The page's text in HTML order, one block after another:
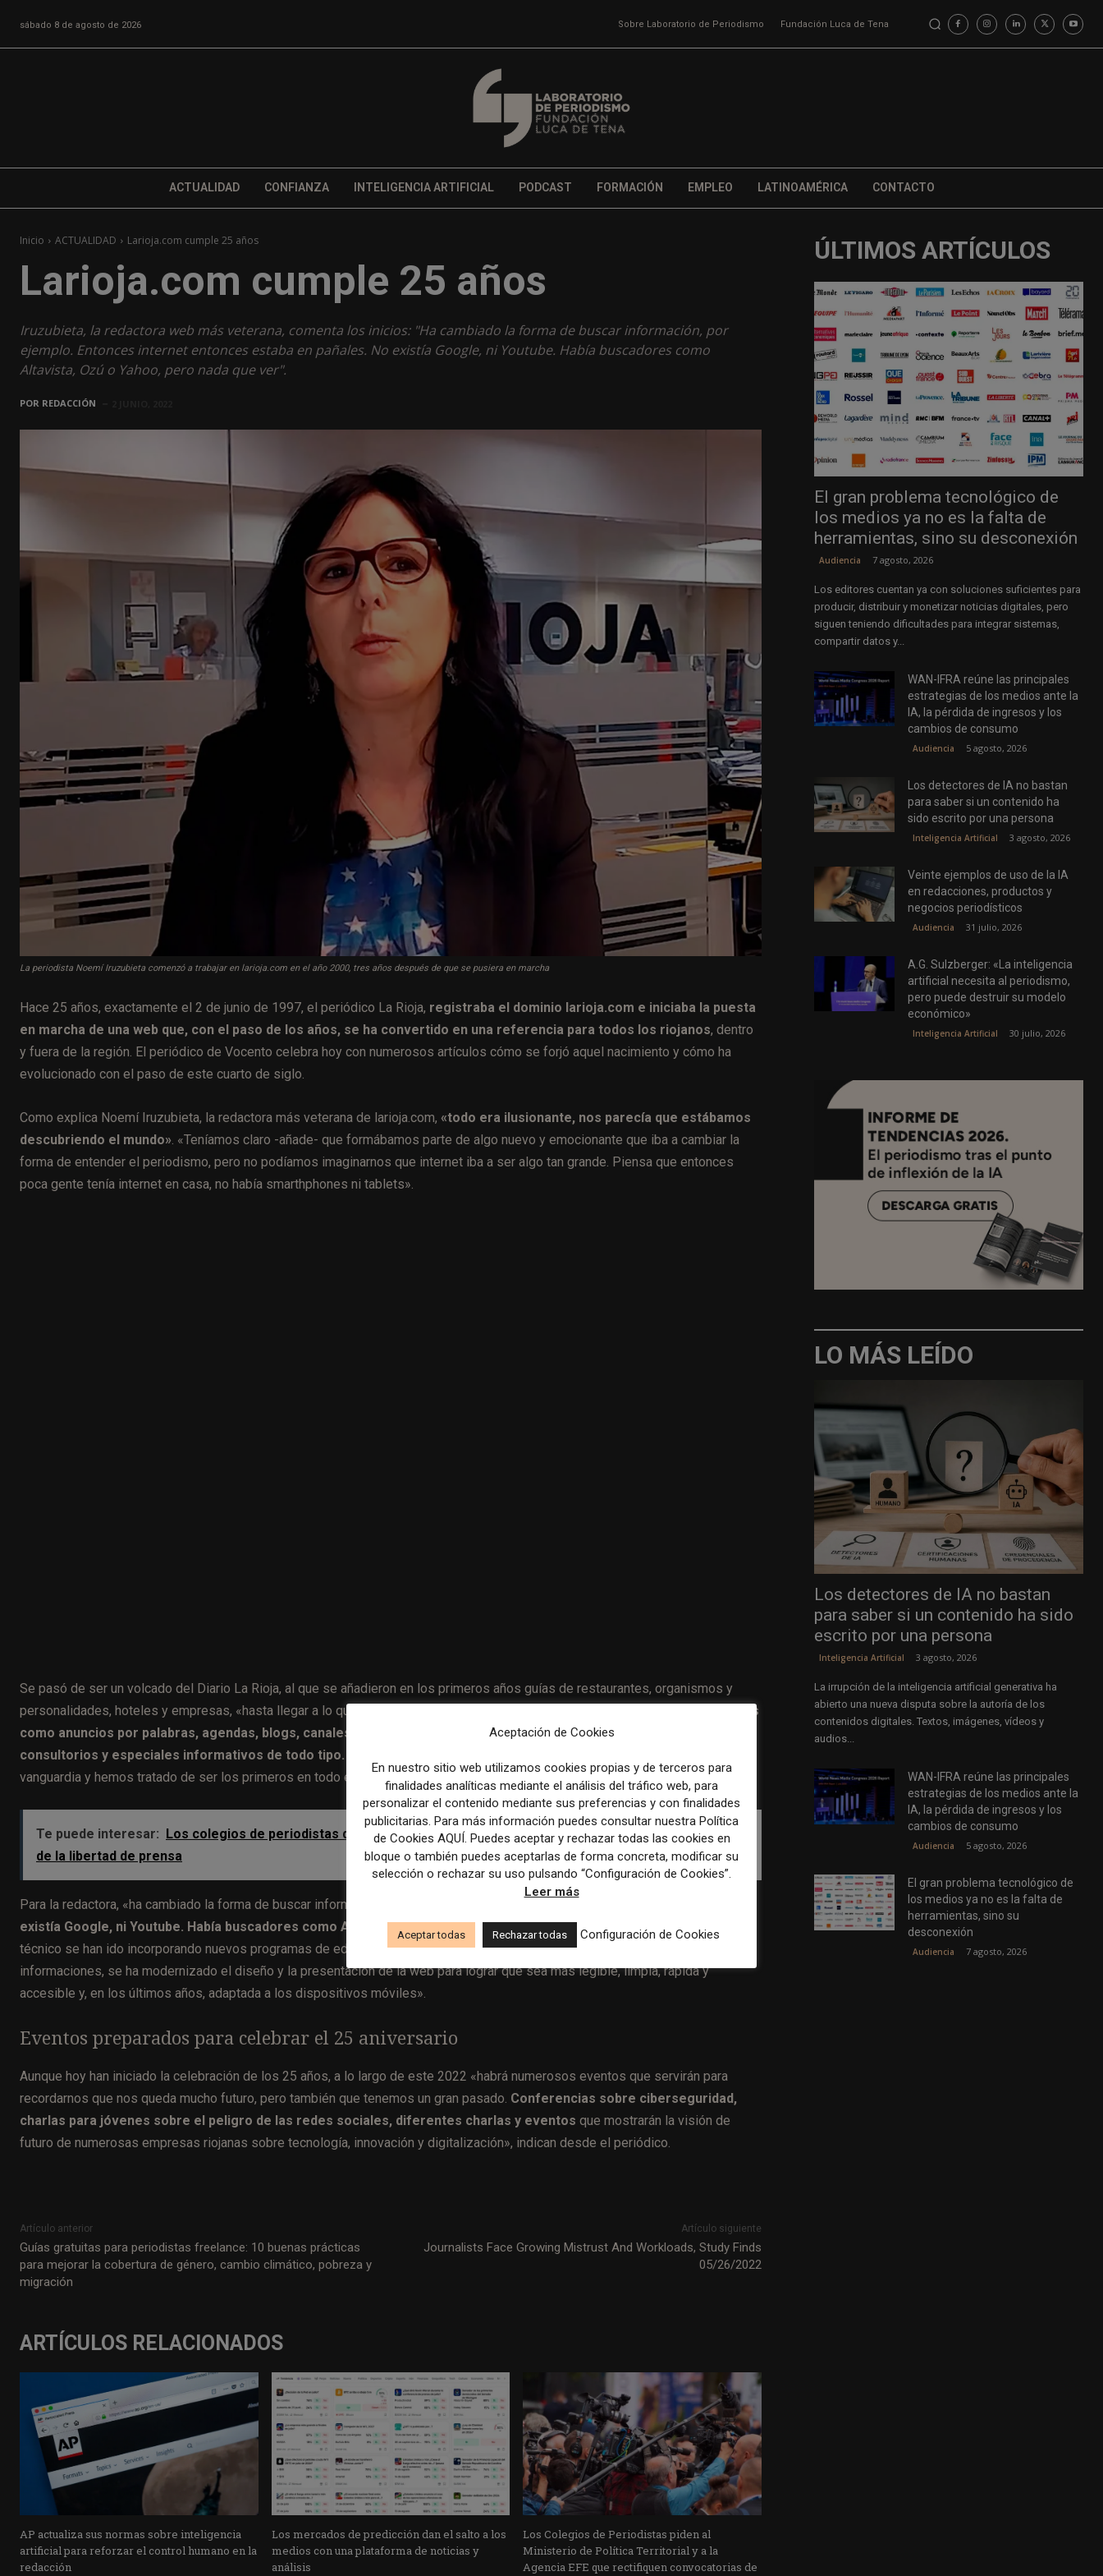
sábado 8 de agosto de 2026 Sobre Laboratorio de Periodismo Fundación Luca de Tena
ACTUALIDAD CONFIANZA INTELIGENCIA ARTIFICIAL PODCAST FORMACIÓN EMPLEO LATINOAMÉRICA CONTACTO
Inicio ACTUALIDAD Larioja.com cumple 25 años
Larioja.com cumple 25 años
Iruzubieta, la redactora web más veterana, comenta los inicios: "Ha cambiado la forma de buscar información, por
ejemplo. Entonces internet entonces estaba en pañales. No existía Google, ni Youtube. Había buscadores como
Altavista, Ozú o Yahoo, pero nada que ver".
POR REDACCIÓN
La periodista Noemí Iruzubieta comenzó a trabajar en larioja.com en el año 2000, tres años después de que se pusiera en marcha
Hace 25 años, exactamente el 2 de junio de 1997, el periódico La Rioja, registraba el dominio larioja.com e iniciaba la puesta
en marcha de una web que, con el paso de los años, se ha convertido en una referencia para todos los riojanos, dentro
y fuera de la región. El periódico de Vocento celebra hoy con numerosos artículos cómo se forjó aquel nacimiento y cómo ha
evolucionado con el paso de este cuarto de siglo.
Como explica Noemí Iruzubieta, la redactora más veterana de larioja.com, «todo era ilusionante, nos parecía que estábamos
descubriendo el mundo» . «Teníamos claro -añade- que formábamos parte de algo nuevo y emocionante que iba a cambiar la
forma de entender el periodismo, pero no podíamos imaginarnos que internet iba a ser algo tan grande. Piensa que entonces
poca gente tenía internet en casa, no había smarthphones ni tablets».
Se pasó de ser un volcado del Diario La Rioja, al que se añadieron en los primeros años guías de restaurantes, organismos y
personalidades, hoteles y empresas, «hasta llegar a lo que es hoy.
En el camino se han puesto en marcha muchas iniciativas
como anuncios por palabras, agendas, blogs, canales gastronómicos, de tecnología, de vino, directos deportivos,
consultorios y especiales informativos de todo tipo.
vanguardia y hemos tratado de ser los primeros en todo e ir innovando y haciendo realidad nuevas ideas», explica Iruzubieta.
Te puede interesar: Los colegios de periodistas de España reclaman un pacto por la paz ante el deterioro global
de la libertad de prensa
Para la redactora, «ha cambiado la forma de buscar información, por ejemplo. Entonces internet entonces estaba en pañales
existía Google, ni Youtube. Había buscadores como Altavista, Ozú o Yahoo, pero nada que ver.
Desde el punto de vista
técnico se han ido incorporando nuevos programas de edición, se han introducido más elementos multimedia en las
informaciones, se ha modernizado el diseño y la presentación de la web para lograr que sea más legible, limpia, rápida y
accesible y, en los últimos años, adaptada a los dispositivos móviles».
Eventos preparados para celebrar el 25 aniversario
Aunque hoy han iniciado la celebración de los 25 años, a lo largo de este 2022 «habrá numerosos eventos que servirán para
recordarnos que nos queda mucho futuro, pero también que tenemos un gran pasado. Conferencias sobre ciberseguridad,
charlas para jóvenes sobre el peligro de las redes sociales, diferentes charlas y eventos que mostrarán la visión de
futuro de numerosas empresas riojanas sobre tecnología, innovación y digitalización», indican desde el periódico.
Artículo anterior
Guías gratuitas para periodistas freelance: 10 buenas prácticas
para mejorar la cobertura de género, cambio climático, pobreza y
migración
Artículo siguiente
Journalists Face Growing Mistrust And Workloads, Study Finds
05/26/2022
ARTÍCULOS RELACIONADOS
AP actualiza sus normas sobre inteligencia
artificial para reforzar el control humano en la
redacción
Los mercados de predicción dan el salto a los
medios con una plataforma de noticias y
análisis
Los Colegios de Periodistas piden al
Ministerio de Política Territorial y a la
Agencia EFE que rectifiquen convocatorias de
ÚLTIMOS ARTÍCULOS
El gran problema tecnológico de
los medios ya no es la falta de
herramientas, sino su desconexión
Audiencia 7 agosto, 2026
Los editores cuentan ya con soluciones suficientes para
producir, distribuir y monetizar noticias digitales, pero
siguen teniendo dificultades para integrar sistemas,
compartir datos y...
WAN-IFRA reúne las principales
estrategias de los medios ante la
IA, la pérdida de ingresos y los
cambios de consumo
Audiencia 5 agosto, 2026
Los detectores de IA no bastan
para saber si un contenido ha
sido escrito por una persona
Inteligencia Artificial 3 agosto, 2026
Veinte ejemplos de uso de la IA
en redacciones, productos y
negocios periodísticos
Audiencia 31 julio, 2026
A.G. Sulzberger: «La inteligencia
artificial necesita al periodismo,
pero puede destruir su modelo
económico»
Inteligencia Artificial 30 julio, 2026
LO MÁS LEÍDO
Los detectores de IA no bastan
para saber si un contenido ha sido
escrito por una persona
Inteligencia Artificial 3 agosto, 2026
La irrupción de la inteligencia artificial generativa ha
abierto una nueva disputa sobre la autoría de los
contenidos digitales. Textos, imágenes, vídeos y
audios...
WAN-IFRA reúne las principales
estrategias de los medios ante la
IA, la pérdida de ingresos y los
cambios de consumo
Audiencia 5 agosto, 2026
El gran problema tecnológico de
los medios ya no es la falta de
herramientas, sino su
desconexión
Audiencia 7 agosto, 2026
Aceptación de Cookies
En nuestro sitio web utilizamos cookies propias y de terceros para
finalidades analíticas mediante el análisis del tráfico web, para
personalizar el contenido mediante sus preferencias y con finalidades
publicitarias. Para más información puedes consultar nuestra Política
de Cookies AQUÍ. Puedes aceptar y rechazar todas las cookies en
bloque o también puedes aceptarlas de forma concreta, modificar su
selección o rechazar su uso pulsando “Configuración de Cookies”.
Leer más
Aceptar todas Rechazar todas Configuración de Cookies